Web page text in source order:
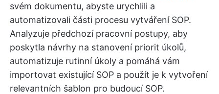
svém dokumentu, abyste urychlili a
automatizovali části procesu vytváření SOP.
Analyzuje předchozí pracovní postupy, aby
poskytla návrhy na stanovení priorit úkolů,
automatizuje rutinní úkoly a pomáhá vám
importovat existující SOP a použít je k vytvoření
relevantních šablon pro budoucí SOP.